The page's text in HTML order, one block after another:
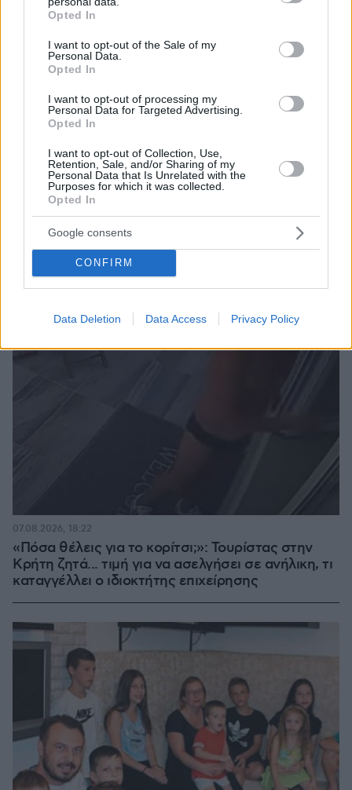
grant or deny consent to Google and its third-party tags to
use your data for below specified purposes in below Google
consent section.
Opted In
I want to opt-out of the Sale of my
Personal Data.
Opted In
I want to opt-out of processing my
Personal Data for Targeted Advertising.
Opted In
I want to opt-out of Collection, Use,
Retention, Sale, and/or Sharing of my
Personal Data that Is Unrelated with the
Purposes for which it was collected.
Opted In
Google consents
CONFIRM
Data Deletion Data Access Privacy Policy
κατοικίδια
πριν 25 λεπτά
ΔΕΙΤΕ ΟΛΕΣ ΤΙΣ ΕΙΔΗΣΕΙΣ
ΤΑ ΠΙΟ ΔΗΜΟΦΙΛΗ
«Πόσα θέλεις για το κορίτσι;»: Τουρίστας στην
Κρήτη ζητά... τιμή για να ασελγήσει σε ανήλικη, τι
καταγγέλλει ο ιδιοκτήτης επιχείρησης
07.08.2026, 18:22